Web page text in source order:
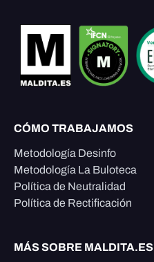
CÓMO TRABAJAMOS
Metodología Desinfo
Metodología La Buloteca
Política de Neutralidad
Política de Rectificación
MÁS SOBRE MALDITA.ES